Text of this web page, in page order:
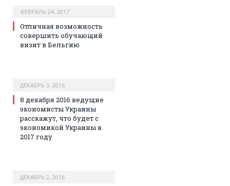
ФЕВРАЛЬ 24, 2017
Отличная возможность
совершить обучающий
визит в Бельгию
ДЕКАБРЬ 3, 2016
8 декабря 2016 ведущие
экономисты Украины
расскажут, что будет с
экономикой Украины в
2017 году
ДЕКАБРЬ 2, 2016